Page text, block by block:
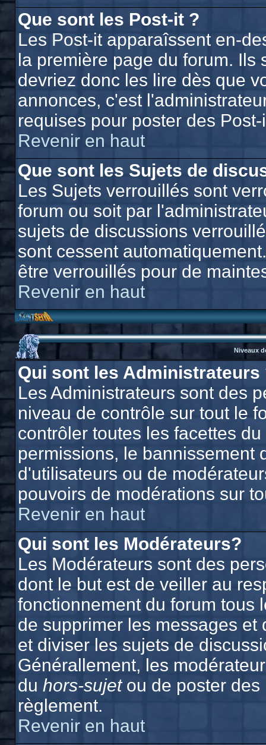
Que sont les Post-it ?
Les Post-it apparaîssent en-
la première page du forum. Ils
devriez donc les lire dès que
annonces, c'est
requises pour poster des
Revenir en haut
Que sont les Sujets de
Les Sujets verrouillés sont
forum ou soit par
sujets de discussions
sont cessent
être verrouillés pour de
Revenir en haut
Niveaux
Qui sont les Administrateurs
Les Administrateurs sont des
niveau de contrôle sur tout le
contrôler toutes les facettes
permissions, le bannissement
d'utilisateurs ou de
pouvoirs de modérations sur
Revenir en haut
Qui sont les Modérateurs?
Les Modérateurs sont des
dont le but est de veiller au
fonctionnement du forum tous
de supprimer les messages
et diviser les sujets de
Générallement, les
du hors-sujetou de poster des
règlement.
Revenir en haut